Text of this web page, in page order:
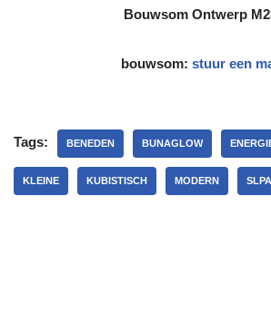
Bouwsom Ontwerp
bouwsom: stuur een
Tags: BENEDEN BUNAGLOW
KLEINE KUBISTISCH MODERN